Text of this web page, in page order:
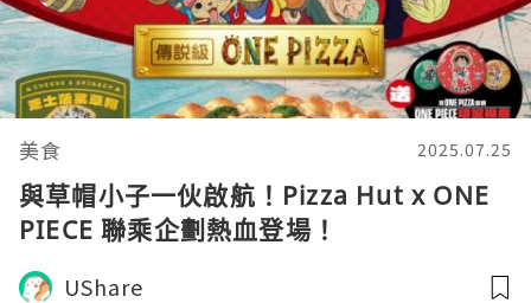
美食 2025.07.25
與草帽小子一伙啟航！Pizza Hut x ONE
PIECE 聯乘企劃熱血登場！
UShare